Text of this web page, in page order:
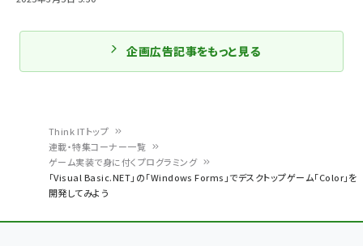
く
Think ITトップ
連載・特集コーナー一覧
ゲーム実装で身に付くプログラミング
「Visual Basic.NET」の「Windows Forms」でデスクトップゲーム「Color」を
開発してみよう
企画広告記事をもっと見る